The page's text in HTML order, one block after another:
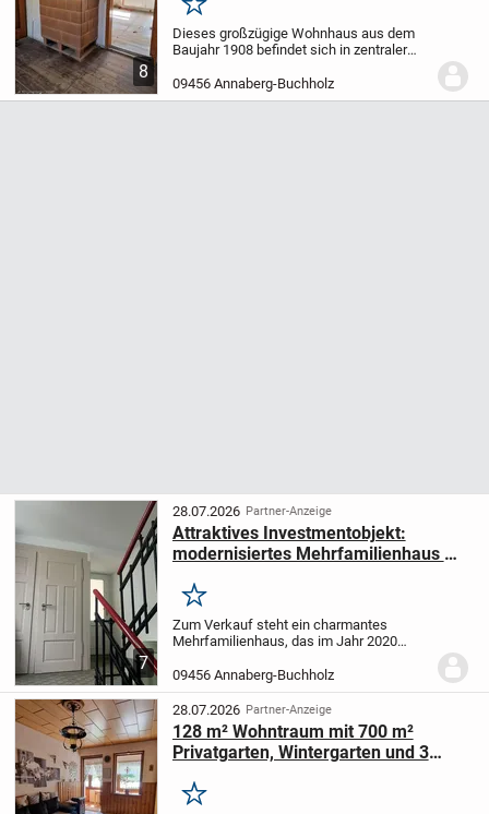
8
Merken
Dieses großzügige Wohnhaus aus dem
Baujahr 1908 befindet sich in zentraler
mit ca. 246 m² Wohnfläche, rund 65 m²
Nutzfläche sowie insgesamt 12 Zimmern
09456 Annaberg-Buchholz
7
28.07.2026 Partner-Anzeige
Attraktives Investmentobjekt:
modernisiertes Mehrfamilienhaus mit
Merken
Zum Verkauf steht ein charmantes
Mehrfamilienhaus, das im Jahr 2020
wurde und über eine zeitgemäße,
energieeffiziente Haustechnik verfügt.
Das vollständig...
09456 Annaberg-Buchholz
28.07.2026 Partner-Anzeige
128 m² Wohntraum mit 700 m²
Privatgarten, Wintergarten und 3
HausMerken